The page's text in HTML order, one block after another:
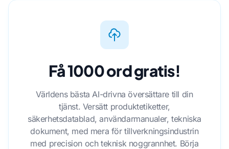
Få 1000 ord gratis!
Världens bästa AI-drivna översättare till din
tjänst. Versätt produktetiketter,
säkerhetsdatablad, användarmanualer, tekniska
dokument, med mera för tillverkningsindustrin
med precision och teknisk noggrannhet. Börja